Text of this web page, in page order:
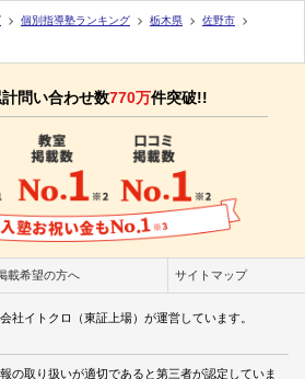
個別指導塾ランキング 栃木県
佐野市
問い合わせ数770万件突破!!
載希望の方へ サイトマップ
社イトクロ（東証上場）が運営しています。
の取り扱いが適切であると第三者が認定していま